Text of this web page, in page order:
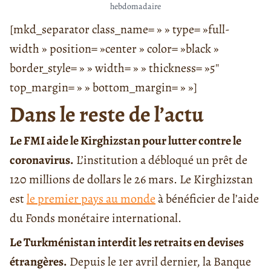
hebdomadaire
[mkd_separator class_name= » » type= »full-
width » position= »center » color= »black »
border_style= » » width= » » thickness= »5″
top_margin= » » bottom_margin= » »]
Dans le reste de l’actu
Le FMI aide le Kirghizstan pour lutter contre le
coronavirus. L’institution a débloqué un prêt de
120 millions de dollars le 26 mars. Le Kirghizstan
estle premier pays au mondeà bénéficier de l’aide
du Fonds monétaire international.
Le Turkménistan interdit les retraits en devises
étrangères. Depuis le 1er avril dernier, la Banque